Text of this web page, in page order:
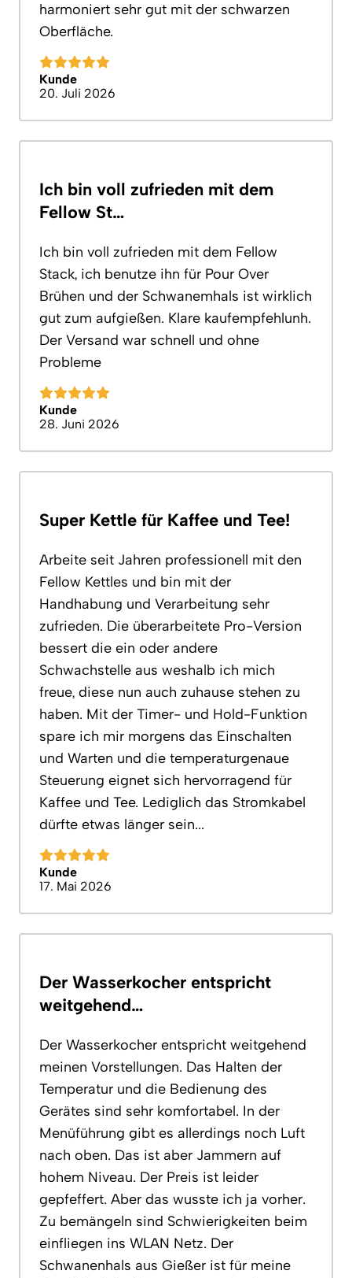
harmoniert sehr gut mit der schwarzen
Oberfläche.
Kunde
20. Juli 2026
Ich bin voll zufrieden mit dem
Fellow St…
Ich bin voll zufrieden mit dem Fellow
Stack, ich benutze ihn für Pour Over
Brühen und der Schwanemhals ist wirklich
gut zum aufgießen. Klare kaufempfehlunh.
Der Versand war schnell und ohne
Probleme
Kunde
28. Juni 2026
Super Kettle für Kaffee und Tee!
Arbeite seit Jahren professionell mit den
Fellow Kettles und bin mit der
Handhabung und Verarbeitung sehr
zufrieden. Die überarbeitete Pro-Version
bessert die ein oder andere
Schwachstelle aus weshalb ich mich
freue, diese nun auch zuhause stehen zu
haben. Mit der Timer- und Hold-Funktion
spare ich mir morgens das Einschalten
und Warten und die temperaturgenaue
Steuerung eignet sich hervorragend für
Kaffee und Tee. Lediglich das Stromkabel
dürfte etwas länger sein...
Kunde
17. Mai 2026
Der Wasserkocher entspricht
weitgehend…
Der Wasserkocher entspricht weitgehend
meinen Vorstellungen. Das Halten der
Temperatur und die Bedienung des
Gerätes sind sehr komfortabel. In der
Menüführung gibt es allerdings noch Luft
nach oben. Das ist aber Jammern auf
hohem Niveau. Der Preis ist leider
gepfeffert. Aber das wusste ich ja vorher.
Zu bemängeln sind Schwierigkeiten beim
einfliegen ins WLAN Netz. Der
Schwanenhals aus Gießer ist für meine